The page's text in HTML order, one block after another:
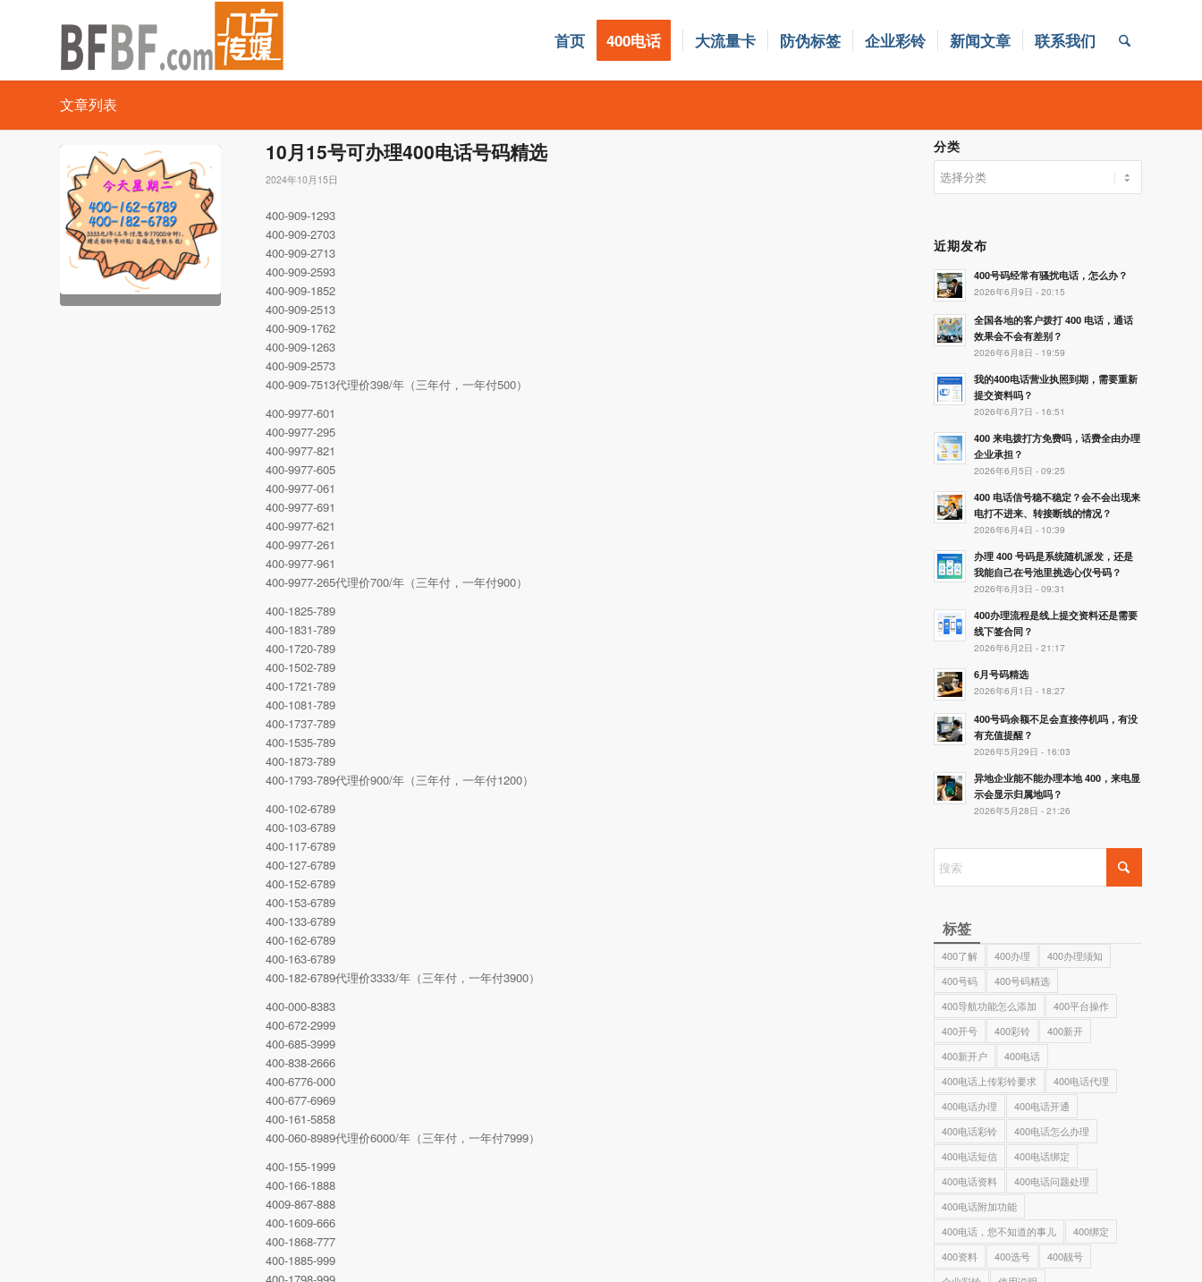
首页 400电话 大流量卡 防伪标签 企业彩铃 新闻文章 联系我们
文章列表
10月15号可办理400电话号码精选
2024年10月15日
400-909-1293
400-909-2703
400-909-2713
400-909-2593
400-909-1852
400-909-2513
400-909-1762
400-909-1263
400-909-2573
400-909-7513代理价398/年（三年付，一年付500）
400-9977-601
400-9977-295
400-9977-821
400-9977-605
400-9977-061
400-9977-691
400-9977-621
400-9977-261
400-9977-961
400-9977-265代理价700/年（三年付，一年付900）
400-1825-789
400-1831-789
400-1720-789
400-1502-789
400-1721-789
400-1081-789
400-1737-789
400-1535-789
400-1873-789
400-1793-789代理价900/年（三年付，一年付1200）
400-102-6789
400-103-6789
400-117-6789
400-127-6789
400-152-6789
400-153-6789
400-133-6789
400-162-6789
400-163-6789
400-182-6789代理价3333/年（三年付，一年付3900）
400-000-8383
400-672-2999
400-685-3999
400-838-2666
400-6776-000
400-677-6969
400-161-5858
400-060-8989代理价6000/年（三年付，一年付7999）
400-155-1999
400-166-1888
4009-867-888
400-1609-666
400-1868-777
400-1885-999
分类
类
近期发布
400号码经常有骚扰电话，怎么办？
2026年6月9日 - 20:15
全国各地的客户拨打 400 电话，通话
效果会不会有差别？
2026年6月8日 - 19:59
我的400电话营业执照到期，需要重新
提交资料吗？
2026年6月7日 - 16:51
400 来电拨打方免费吗，话费全由办理
企业承担？
2026年6月5日 - 09:25
400 电话信号稳不稳定？会不会出现来
电打不进来、转接断线的情况？
2026年6月4日 - 10:39
办理 400 号码是系统随机派发，还是
我能自己在号池里挑选心仪号码？
2026年6月3日 - 09:31
400办理流程是线上提交资料还是需要
线下签合同？
2026年6月2日 - 21:17
6月号码精选
2026年6月1日 - 18:27
400号码余额不足会直接停机吗，有没
有充值提醒？
2026年5月29日 - 16:03
异地企业能不能办理本地 400，来电显
示会显示归属地吗？
2026年5月28日 - 21:26
标签
400了解 400办理
400办理须知
400号码
400号码精选
400导航功能怎么添加
400平台操作
400开号
400彩铃
400新开
400新开户
400电话
400电话上传彩铃要求
400电话代理
400电话办理
400电话开通
400电话彩铃
400电话怎么办理
400电话短信
400电话绑定
400电话资料
400电话问题处理
400电话附加功能
400电话，您不知道的事儿
400绑定
400资料
400选号
400靓号